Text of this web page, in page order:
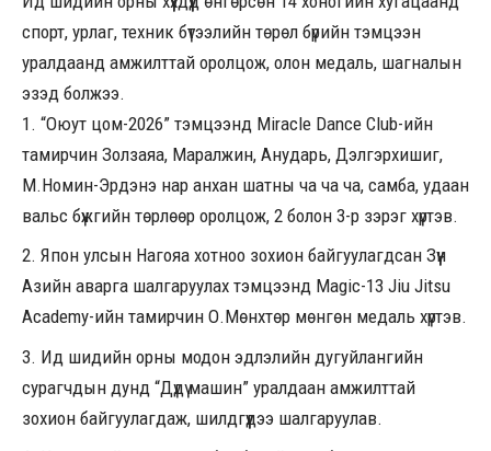
спорт, урлаг, техник бүтээлийн төрөл бүрийн тэмцээн
уралдаанд амжилттай оролцож, олон медаль, шагналын
эзэд болжээ.
“Оюут цом-2026” тэмцээнд Miracle Dance Club-ийн
тамирчин Золзаяа, Маралжин, Анударь, Дэлгэрхишиг,
М.Номин-Эрдэнэ нар анхан шатны ча ча ча, самба, удаан
вальс бүжгийн төрлөөр оролцож, 2 болон 3-р зэрэг хүртэв.
Япон улсын Нагояа хотноо зохион байгуулагдсан Зүүн
Азийн аварга шалгаруулах тэмцээнд Magic-13 Jiu Jitsu
Academy-ийн тамирчин О.Мөнхтөр мөнгөн медаль хүртэв.
Ид шидийн орны модон эдлэлийн дугуйлангийн
сурагчдын дунд “Дүдү машин” уралдаан амжилттай
зохион байгуулагдаж, шилдгүүдээ шалгаруулав.